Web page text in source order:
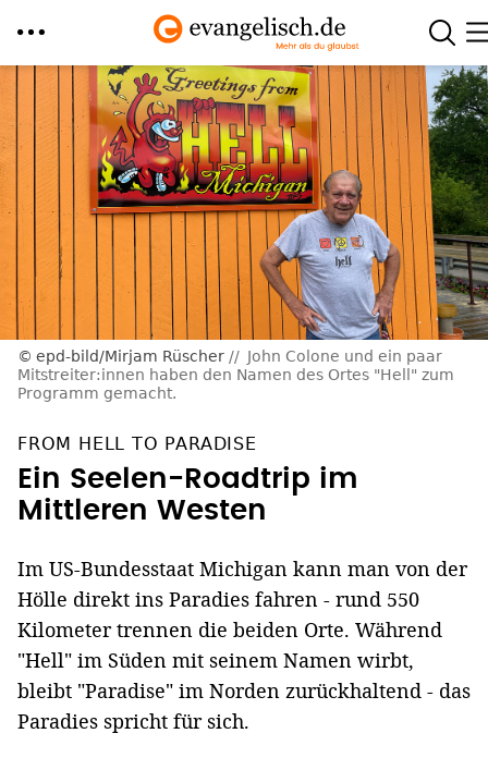
Direkt
Inhalt
epd-bild/Mirjam Rüscher
John Colone und ein paar
Mitstreiter:innen haben den Namen des Ortes "Hell" zum
Programm gemacht.
FROM HELL TO PARADISE
Ein Seelen-Roadtrip im
Mittleren Westen
Im US-Bundesstaat Michigan kann man von der
Hölle direkt ins Paradies fahren - rund 550
Kilometer trennen die beiden Orte. Während
"Hell" im Süden mit seinem Namen wirbt,
bleibt "Paradise" im Norden zurückhaltend - das
Paradies spricht für sich.